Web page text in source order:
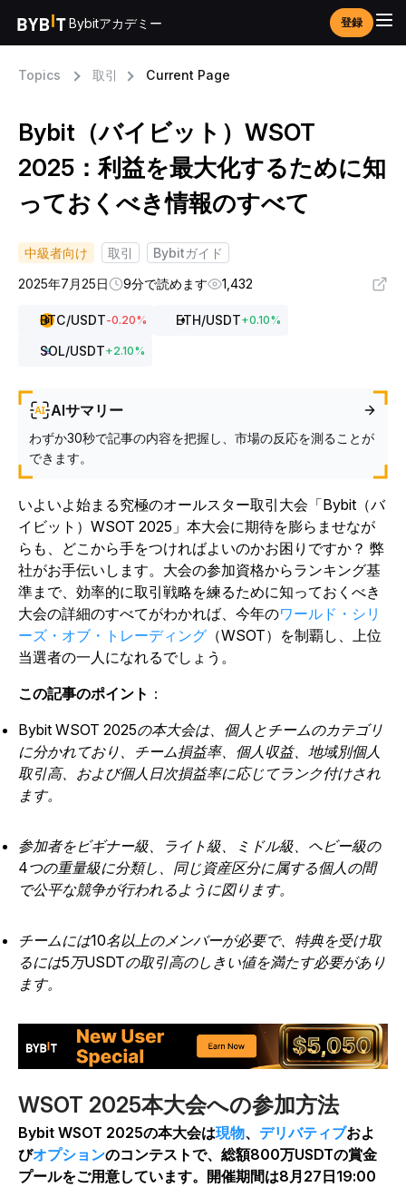
Bybitアカデミー 登録
Topics 取引 Current Page
Bybit（バイビット）WSOT
2025：利益を最大化するために知
っておくべき情報のすべて
中級者向け 取引
Bybitガイド
2025年7月25日
9分で読めます 1,432
BTC/USDT-0.20% ETH/USDT+0.10%
SOL/USDT+2.10%
AIサマリー
わずか30秒で記事の内容を把握し、市場の反応を測ることが
できます。
いよいよ始まる究極のオールスター取引大会「Bybit（バ
イビット）WSOT 2025」本大会に期待を膨らませなが
らも、どこから手をつければよいのかお困りですか？ 弊
社がお手伝いします。大会の参加資格からランキング基
準まで、効率的に取引戦略を練るために知っておくべき
大会の詳細のすべてがわかれば、今年のワールド・シリ
ーズ・オブ・トレーディング （WSOT）を制覇し、上位
当選者の一人になれるでしょう。
この記事のポイント ：
Bybit WSOT 2025の本大会は、個人とチームのカテゴリ
に分かれており、チーム損益率、個人収益、地域別個人
取引高、および個人日次損益率に応じてランク付けされ
ます。
参加者をビギナー級、ライト級、ミドル級、ヘビー級の
4つの重量級に分類し、同じ資産区分に属する個人の間
で公平な競争が行われるように図ります。
チームには10名以上のメンバーが必要で、特典を受け取
るには5万USDTの取引高のしきい値を満たす必要があり
ます。
WSOT 2025本大会への参加方法
Bybit WSOT 2025の本大会は現物、 デリバティブおよ
びオプションのコンテストで、総額800万USDTの賞金
プールをご用意しています。開催期間は8月27日19:00